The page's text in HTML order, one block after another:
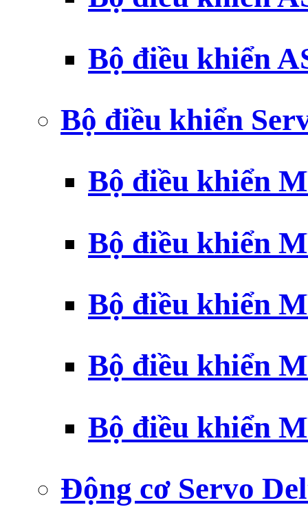
Bộ điều khiển
Bộ điều khiển
Bộ điều khiển
Bộ điều khiển
Bộ điều khiển
Bộ điều khiển
Bộ điều khiển
Động cơ Servo